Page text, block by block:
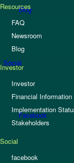
Blog
Social
Facebook
Resources
FAQ
Newsroom
Blog
Investor
Investor
Financial Information
Implementation
Stakeholders
Social
facebook